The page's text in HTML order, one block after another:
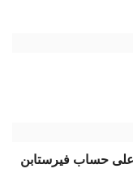
على حساب فيرستابن